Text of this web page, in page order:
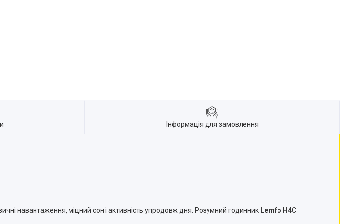
Інформація для замовлення
навантаження, міцний сон і активність упродовж дня. Розумний годинник Lemfo H4C